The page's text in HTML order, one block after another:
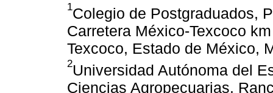
1Colegio de Postgraduados,
Carretera México-Texcoco
Texcoco, Estado de México,
2Universidad Autónoma del
Ciencias Agropecuarias.